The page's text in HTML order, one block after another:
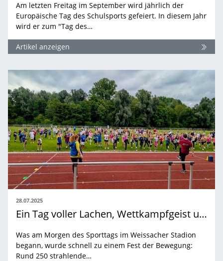
Am letzten Freitag im September wird jährlich der
Europäische Tag des Schulsports gefeiert. In diesem Jahr
wird er zum "Tag des…
Artikel anzeigen
28.07.2025
Ein Tag voller Lachen, Wettkampfgeist und Gemeinschaft – „Grundschule trifft Kinderleichtathletik“…
Was am Morgen des Sporttags im Weissacher Stadion
begann, wurde schnell zu einem Fest der Bewegung:
Rund 250 strahlende…